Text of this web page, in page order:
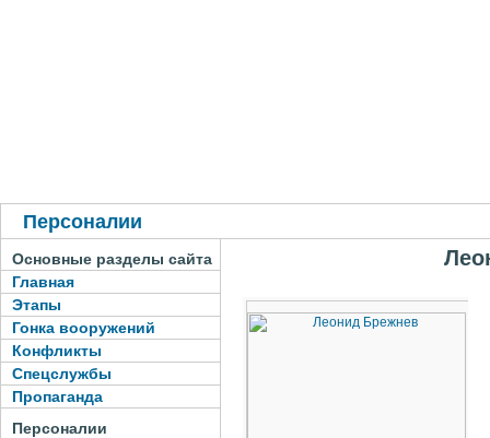
Персоналии
Основные разделы сайта
Главная
Этапы
Гонка вооружений
Конфликты
Спецслужбы
Пропаганда
Персоналии